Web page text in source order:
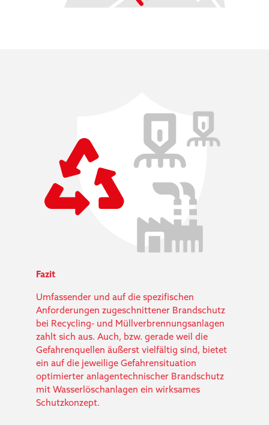
Fazit
Umfassender und auf die spezifischen
Anforderungen zugeschnittener Brandschutz
bei Recycling- und Müllverbrennungsanlagen
zahlt sich aus. Auch, bzw. gerade weil die
Gefahrenquellen äußerst vielfältig sind, bietet
ein auf die jeweilige Gefahrensituation
optimierter anlagentechnischer Brandschutz
mit Wasserlöschanlagen ein wirksames
Schutzkonzept.